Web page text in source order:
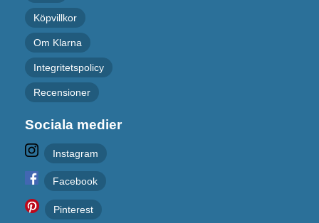
Köpvillkor
Om Klarna
Integritetspolicy
Recensioner
Sociala medier
Instagram
Facebook
Pinterest